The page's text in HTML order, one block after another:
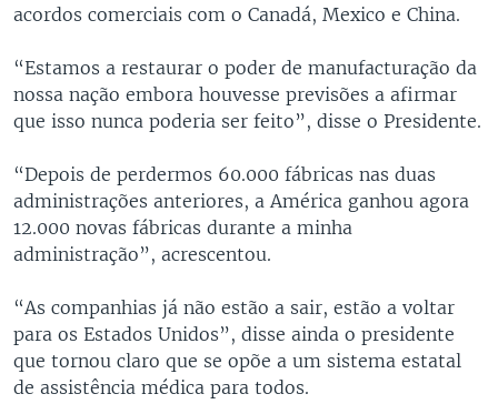
acordos comerciais com o Canadá, Mexico e China.
“Estamos a restaurar o poder de manufacturação da
nossa nação embora houvesse previsões a afirmar
que isso nunca poderia ser feito”, disse o Presidente.
“Depois de perdermos 60.000 fábricas nas duas
administrações anteriores, a América ganhou agora
12.000 novas fábricas durante a minha
administração”, acrescentou.
“As companhias já não estão a sair, estão a voltar
para os Estados Unidos”, disse ainda o presidente
que tornou claro que se opõe a um sistema estatal
de assistência médica para todos.